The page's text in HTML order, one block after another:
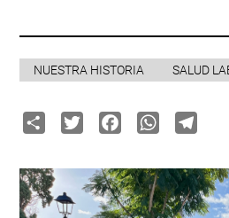
NUESTRA HISTORIA SALUD
ShareTwitterFacebook